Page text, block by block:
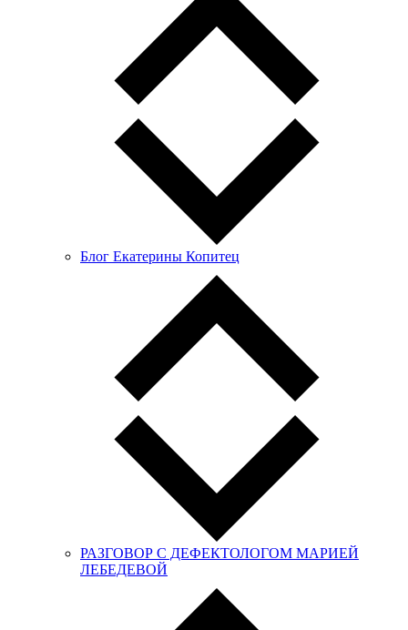
Блог Екатерины Копитец
РАЗГОВОР С ДЕФЕКТОЛОГОМ МАРИЕЙ
ЛЕБЕДЕВОЙ